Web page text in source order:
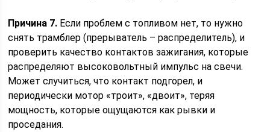
Причина 7. Если проблем с топливом нет, то нужно
снять трамблер (прерыватель – распределитель), и
проверить качество контактов зажигания, которые
распределяют высоковольтный импульс на свечи.
Может случиться, что контакт подгорел, и
периодически мотор «троит», «двоит», теряя
мощность, которые ощущаются как рывки и
проседания.